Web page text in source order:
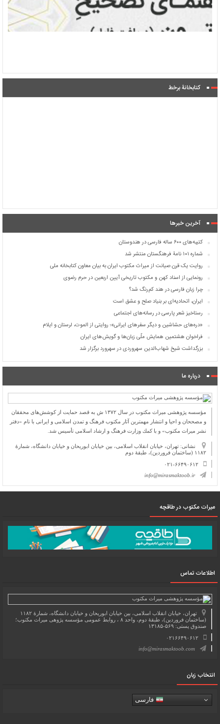
کتابخانۀ برخط
آخرین خبرها
کتیبه‌های ۶۰۰ ساله فارسی در هندوستان
شماره ۱۰۱ نامۀ فرهنگستان منتشر شد
روایت یک قرن صیانت از میراث مکتوب ایران به بیان معاون کتابخانه ملی
رونمایی از اسناد کهن و مکتوب تاریخی آیین اربعین در حرم رضوی
چرا زبان فارسی در هند کم‌رنگ شد؟
ایران، اتحادیه‌ای بر بنیاد صلح و عشق است
رستاخیز شعر پارسی در رسانه‌های اجتماعی
«دره‌های حشاشین و دیگر سفرهای ایرانی»؛ روایتی از الموت، لرستان و ایلام
فراخوان هشتمین همایش ملّی زبان‌ها و گویش‌های ایران
بزرگداشت شیخ شهاب‌الدین سهروردی در سهرورد برگزار شد
درباره ما
مؤسسه پژوهشی میراث مكتوب در سال ۱۳۷۲ ش به قصد حمایت از كوشش‌های محققان
و مصححان و احیا و انتشار مهمترین آثار مكتوب فرهنگ و تمدن اسلامی و ایرانی با نام «دفتر
نشر میراث مكتوب» و با كمك وزارت فرهنگ و ارشاد اسلامی تأسیس شد.
نشانی: تهران، خیابان انقلاب اسلامی، بین خیابان ابوریحان و خیابان دانشگاه، شمارۀ
۱۱۸۲ (ساختمان فروردین)، طبقۀ دوم
۰۲۱-۶۶۴۹۰۶۱۲
info@mirasmaktoob.ir
میرات مکتوب در طاقچه
اطلاعات تماس
تهران، خیابان انقلاب اسلامی، بین خیابان ابوریحان و خیابان دانشگاه، شمارۀ ۱۱۸۲
(ساختمان فروردین)، طبقۀ دوم، واحد ۸ ، روابط عمومی مؤسسه پژوهی میراث مکتوب؛
صندوق پستی: ۵۶۹-۱۳۱۸۵
۰۲۱۶۶۴۹۰۶۱۲
info@mirasmaktoob.com
انتخاب زبان
فارسی